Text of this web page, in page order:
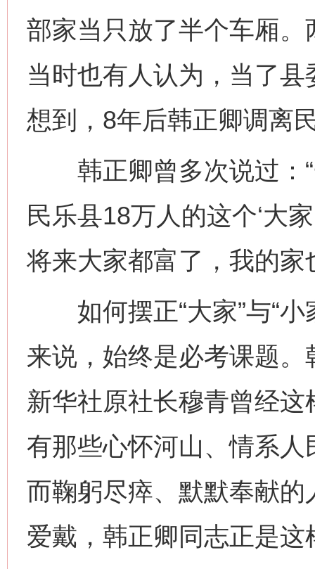
部家当只放了半个车厢。
当时也有人认为，当了
想到，8年后韩正卿调离
韩正卿曾多次说过：“
民乐县18万人的这个‘大
将来大家都富了，我的家
如何摆正“大家”与“小
来说，始终是必考课题
新华社原社长穆青曾经
有那些心怀河山、情系
而鞠躬尽瘁、默默奉献
爱戴，韩正卿同志正是这